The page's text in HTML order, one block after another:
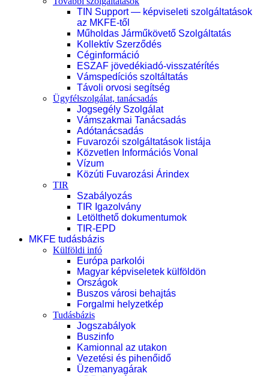
TIN Support — képviseleti szolgáltatások
az MKFE-től
Műholdas Járműkövető Szolgáltatás
Kollektív Szerződés
Céginformáció
ESZAF jövedékiadó-visszatérítés
Vámspedíciós szoltáltatás
Távoli orvosi segítség
Ügyfélszolgálat, tanácsadás
Jogsegély Szolgálat
Vámszakmai Tanácsadás
Adótanácsadás
Fuvarozói szolgáltatások listája
Közvetlen Információs Vonal
Vízum
Közúti Fuvarozási Árindex
TIR
Szabályozás
TIR Igazolvány
Letölthető dokumentumok
TIR-EPD
MKFE tudásbázis
Külföldi infó
Európa parkolói
Magyar képviseletek külföldön
Országok
Buszos városi behajtás
Forgalmi helyzetkép
Tudásbázis
Jogszabályok
Buszinfo
Kamionnal az utakon
Vezetési és pihenőidő
Üzemanyagárak